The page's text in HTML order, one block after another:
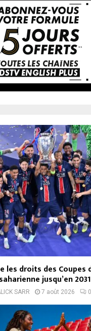
les droits des Coupes
jusqu’en 2031
SARR 7 août 2026 0